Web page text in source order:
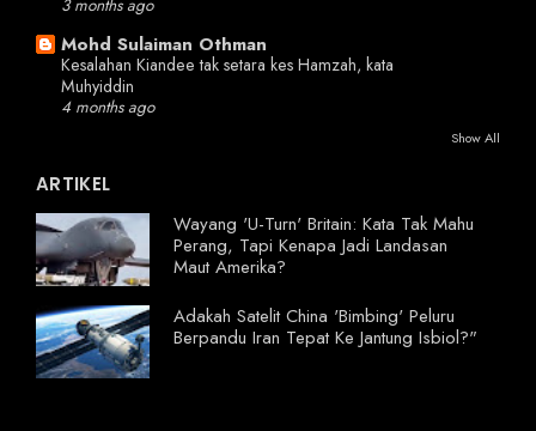
3 months ago
Mohd Sulaiman Othman
Kesalahan Kiandee tak setara kes Hamzah, kata
Muhyiddin
4 months ago
Show All
ARTIKEL
Wayang 'U-Turn' Britain: Kata Tak Mahu
Perang, Tapi Kenapa Jadi Landasan
Maut Amerika?
Adakah Satelit China 'Bimbing' Peluru
Berpandu Iran Tepat Ke Jantung Isbiol?"